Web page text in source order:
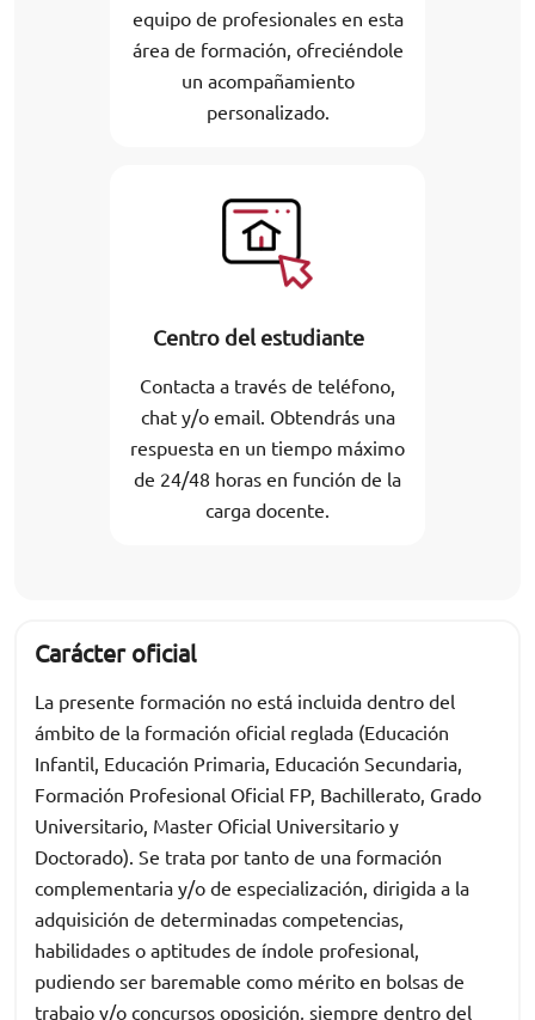
equipo de profesionales en esta
área de formación, ofreciéndole
un acompañamiento
personalizado.
Centro del estudiante
Contacta a través de teléfono,
chat y/o email. Obtendrás una
respuesta en un tiempo máximo
de 24/48 horas en función de la
carga docente.
Carácter oficial
La presente formación no está incluida dentro del
ámbito de la formación oficial reglada (Educación
Infantil, Educación Primaria, Educación Secundaria,
Formación Profesional Oficial FP, Bachillerato, Grado
Universitario, Master Oficial Universitario y
Doctorado). Se trata por tanto de una formación
complementaria y/o de especialización, dirigida a la
adquisición de determinadas competencias,
habilidades o aptitudes de índole profesional,
pudiendo ser baremable como mérito en bolsas de
trabajo y/o concursos oposición, siempre dentro del